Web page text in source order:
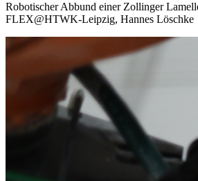
Robotischer Abbund einer Zollinger
FLEX@HTWK-Leipzig, Hannes Löschke